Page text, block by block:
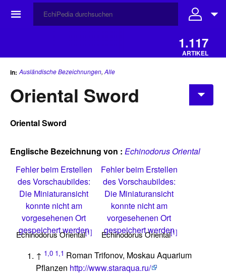
☰
1.117
ARTIKEL
in: Ausländische Bezeichnungen, Alle
Oriental Sword
Oriental Sword
Englische Bezeichnung von : Echinodorus Oriental
Fehler beim Erstellen
des Vorschaubildes:
Die Miniaturansicht
konnte nicht am
vorgesehenen Ort
gespeichert werden
Echinodorus Oriental[1]
Fehler beim Erstellen
des Vorschaubildes:
Die Miniaturansicht
konnte nicht am
vorgesehenen Ort
gespeichert werden
Echinodorus Oriental[1]
↑ 1,0 1,1 Roman Trifonov, Moskau Aquarium
Pflanzen http://www.staraqua.ru/